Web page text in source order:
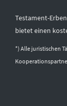
Testament-
bietet einen
*) Alle juristischen